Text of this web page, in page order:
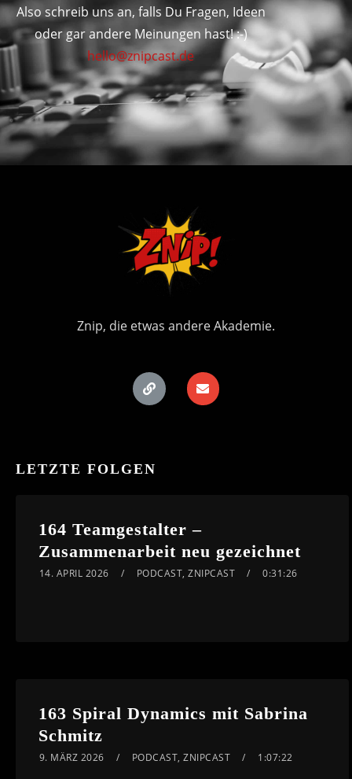
Also schreib uns an, falls Du Fragen, Ideen
oder gar andere Meinungen hast! :-)
hello@znipcast.de
Znip, die etwas andere Akademie.
LETZTE FOLGEN
164 Teamgestalter –
Zusammenarbeit neu gezeichnet
14. APRIL 2026 PODCAST,ZNIPCAST 0:31:26
163 Spiral Dynamics mit Sabrina
Schmitz
9. MÄRZ 2026 PODCAST,ZNIPCAST 1:07:22